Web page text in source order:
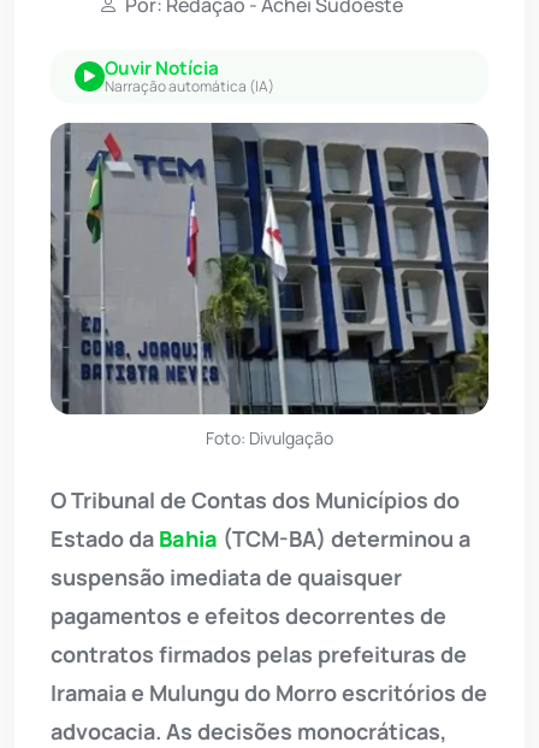
Ouvir Notícia
Narração automática (IA)
Foto: Divulgação
O Tribunal de Contas dos Municípios do
Estado da Bahia (TCM-BA) determinou a
suspensão imediata de quaisquer
pagamentos e efeitos decorrentes de
contratos firmados pelas prefeituras de
Iramaia e Mulungu do Morro escritórios de
advocacia. As decisões monocráticas,